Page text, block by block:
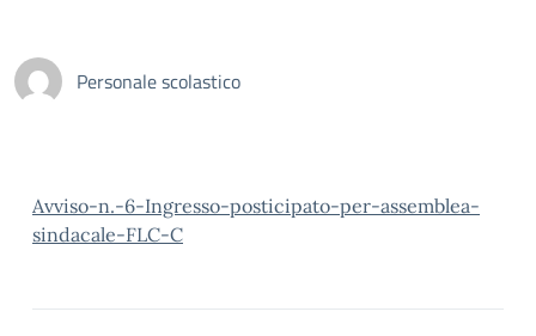
Personale scolastico
Avviso-n.-6-Ingresso-posticipato-per-assemblea-
sindacale-FLC-C